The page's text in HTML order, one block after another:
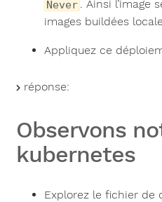
Never
. Ainsi
images buildées
Appliquez ce
réponse:
Observons
kubernetes
Explorez le fichier de